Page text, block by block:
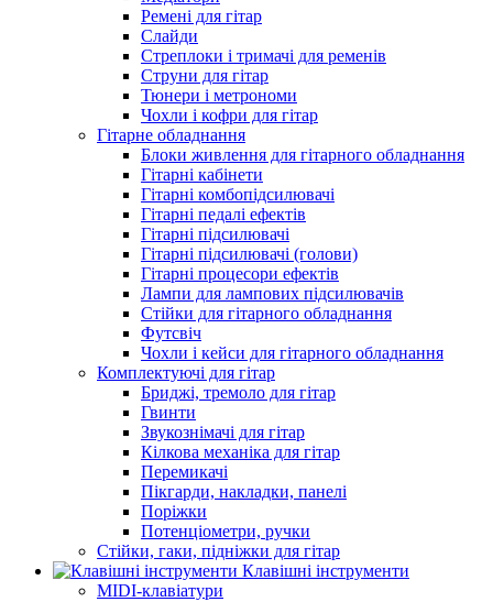
Ремені для гітар
Слайди
Стреплоки і тримачі для ременів
Струни для гітар
Тюнери і метрономи
Чохли і кофри для гітар
Гітарне обладнання
Блоки живлення для гітарного обладнання
Гітарні кабінети
Гітарні комбопідсилювачі
Гітарні педалі ефектів
Гітарні підсилювачі
Гітарні підсилювачі (голови)
Гітарні процесори ефектів
Лампи для лампових підсилювачів
Стійки для гітарного обладнання
Футсвіч
Чохли і кейси для гітарного обладнання
Комплектуючі для гітар
Бриджі, тремоло для гітар
Гвинти
Звукознімачі для гітар
Кілкова механіка для гітар
Перемикачі
Пікгарди, накладки, панелі
Поріжки
Потенціометри, ручки
Стійки, гаки, підніжки для гітар
Клавішні інструменти
MIDI-клавіатури